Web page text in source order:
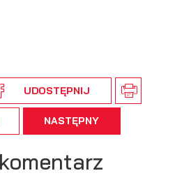
UDOSTĘPNIJ
NASTĘPNY